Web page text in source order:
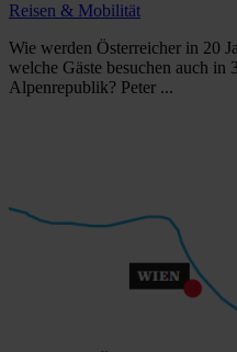
Reisen & Mobilität
Wie werden Österreicher in 20
welche Gäste besuchen auch in
Alpenrepublik? Peter ...